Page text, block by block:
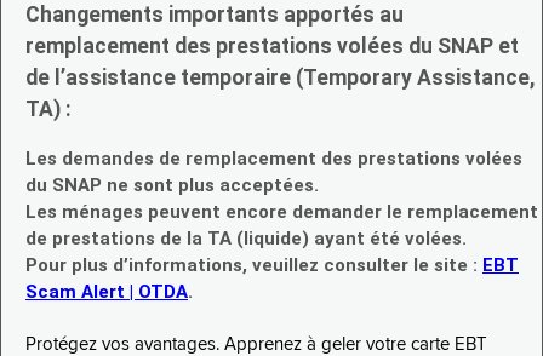
Changements importants apportés au
remplacement des prestations volées du SNAP et
de l’assistance temporaire (Temporary Assistance,
TA) :
Les demandes de remplacement des prestations volées
du SNAP ne sont plus acceptées.
Les ménages peuvent encore demander le remplacement
de prestations de la TA (liquide) ayant été volées.
Pour plus d’informations, veuillez consulter le site : EBT
Scam Alert | OTDA.
Protégez vos avantages. Apprenez à geler votre carte EBT